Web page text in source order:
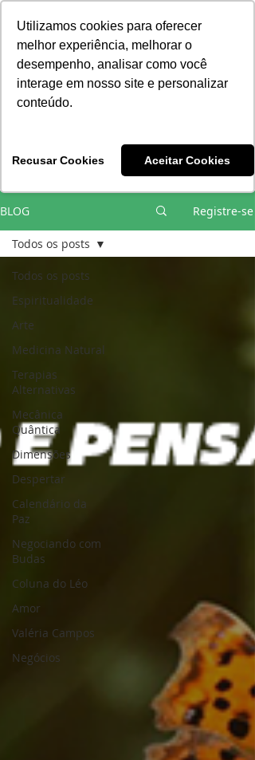
Utilizamos cookies para oferecer
melhor experiência, melhorar o
desempenho, analisar como você
interage em nosso site e personalizar
conteúdo.
Recusar Cookies Aceitar Cookies
Vivências e Cursos Iniciáticos
BLOG Registre-se
Todos os posts
Espiritualidade
Arte
Medicina Natural
Terapias
Alternativas
Mecânica
Quântica
Dimensões
Despertar
Calendário da
Paz
Negociando com
Budas
Coluna do Léo
Amor
Valéria Campos
Negócios
Todos os posts